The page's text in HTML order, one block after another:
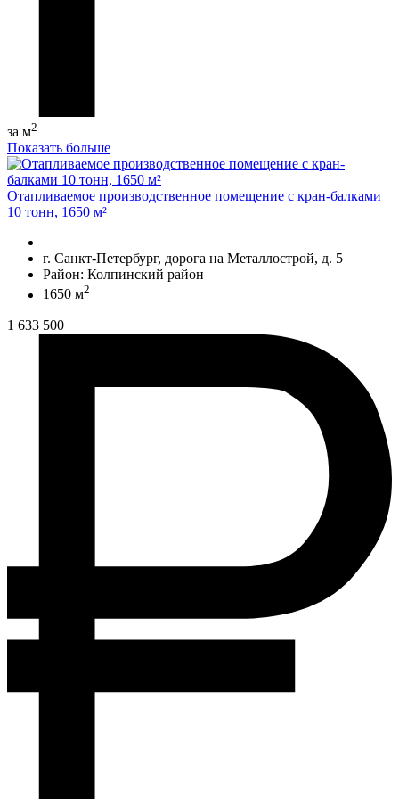
за м2
Показать больше
Отапливаемое производственное помещение с кран-балками
10 тонн, 1650 м²
г. Санкт-Петербург, дорога на Металлострой, д. 5
Район: Колпинский район
1650 м2
1 633 500